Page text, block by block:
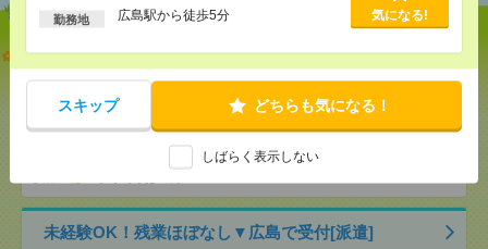
を保証するものではありません。※給
勤務地 広島駅から徒歩5分 気になる!
スキップ どちらも気になる！
しばらく表示しない
【単発】呉市広／8／8・9・22・23日＊自動車ディー
ラーでの受付・1日でもＯＫ[派遣]
[給 与]時給1300円 ・日額：9,100円（時給1,300
円×7時間）
・自転車通勤可 ・車通勤可(駐車場無料)
未経験OK！残業ほぼなし▼広島で受付[派遣]